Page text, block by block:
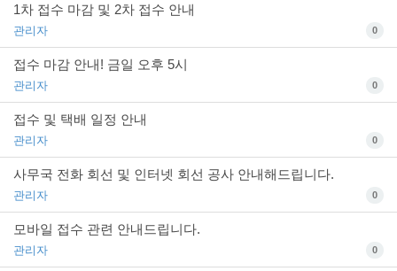
1차 접수 마감 및 2차 접수 안내
관리자 0
접수 마감 안내! 금일 오후 5시
관리자 0
접수 및 택배 일정 안내
관리자 0
사무국 전화 회선 및 인터넷 회선 공사 안내해드립니다.
관리자 0
모바일 접수 관련 안내드립니다.
관리자 0